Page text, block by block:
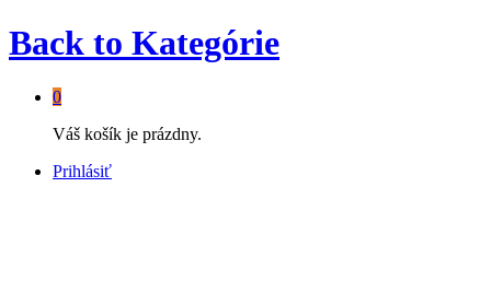
Back to Kategórie
0
Váš košík je prázdny.
Prihlásiť